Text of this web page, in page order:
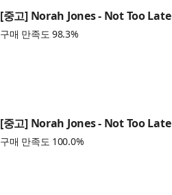
[중고] Norah Jones - Not Too Late
구매 만족도 98.3%
[중고] Norah Jones - Not Too Late
구매 만족도 100.0%